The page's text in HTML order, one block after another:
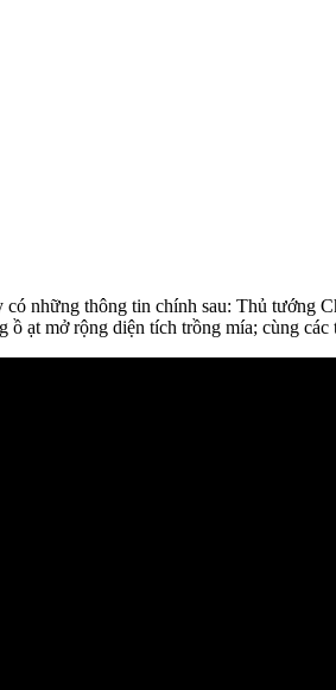
những thông tin chính sau: Thủ tướng
ạt mở rộng diện tích trồng mía; cùng